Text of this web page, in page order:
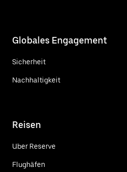
Globales Engagement
Sicherheit
Nachhaltigkeit
Reisen
Uber Reserve
Flughäfen